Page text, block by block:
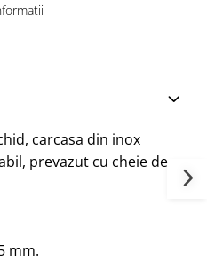
carcasa din inox
prevazut cu cheie de
mm.